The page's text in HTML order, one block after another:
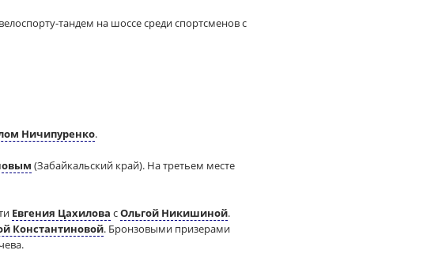
тандем на шоссе среди спортсменов с
Ничипуренко.
(Забайкальский край). На третьем месте
Евгения Цахилова сОльгой Никишиной.
Константиновой. Бронзовыми призерами